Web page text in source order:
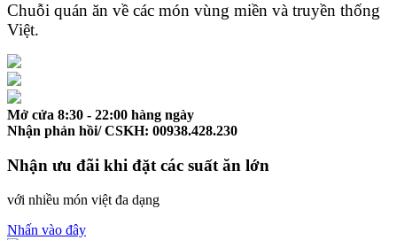
Chuỗi quán ăn về các món vùng miền và truyền thống
Việt.
Mở cửa 8:30 - 22:00 hàng ngày
Nhận phản hồi/ CSKH: 00938.428.230
Nhận ưu đãi khi đặt các suất ăn lớn
với nhiều món việt đa dạng
Nhấn vào đây